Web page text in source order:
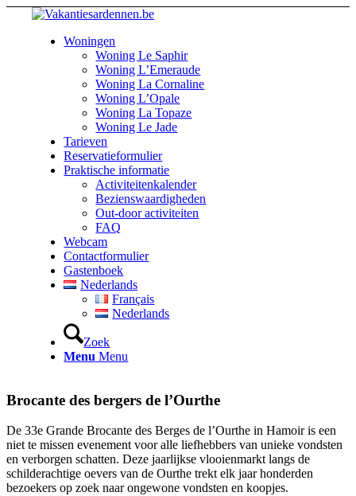
Woningen
Woning Le Saphir
Woning L’Emeraude
Woning La Cornaline
Woning L’Opale
Woning La Topaze
Woning Le Jade
Tarieven
Reservatieformulier
Praktische informatie
Activiteitenkalender
Bezienswaardigheden
Out-door activiteiten
FAQ
Webcam
Contactformulier
Gastenboek
Nederlands
Français
Nederlands
Zoek
Menu Menu
Brocante des bergers de l’Ourthe
De 33e Grande Brocante des Berges de l’Ourthe in Hamoir is een
niet te missen evenement voor alle liefhebbers van unieke vondsten
en verborgen schatten. Deze jaarlijkse vlooienmarkt langs de
schilderachtige oevers van de Ourthe trekt elk jaar honderden
bezoekers op zoek naar ongewone vondsten en koopjes.